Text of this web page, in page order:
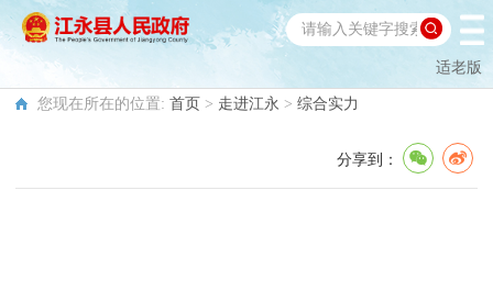
适老版
您现在所在的位置: 首页 > 走进江永 > 综合实力
分享到：